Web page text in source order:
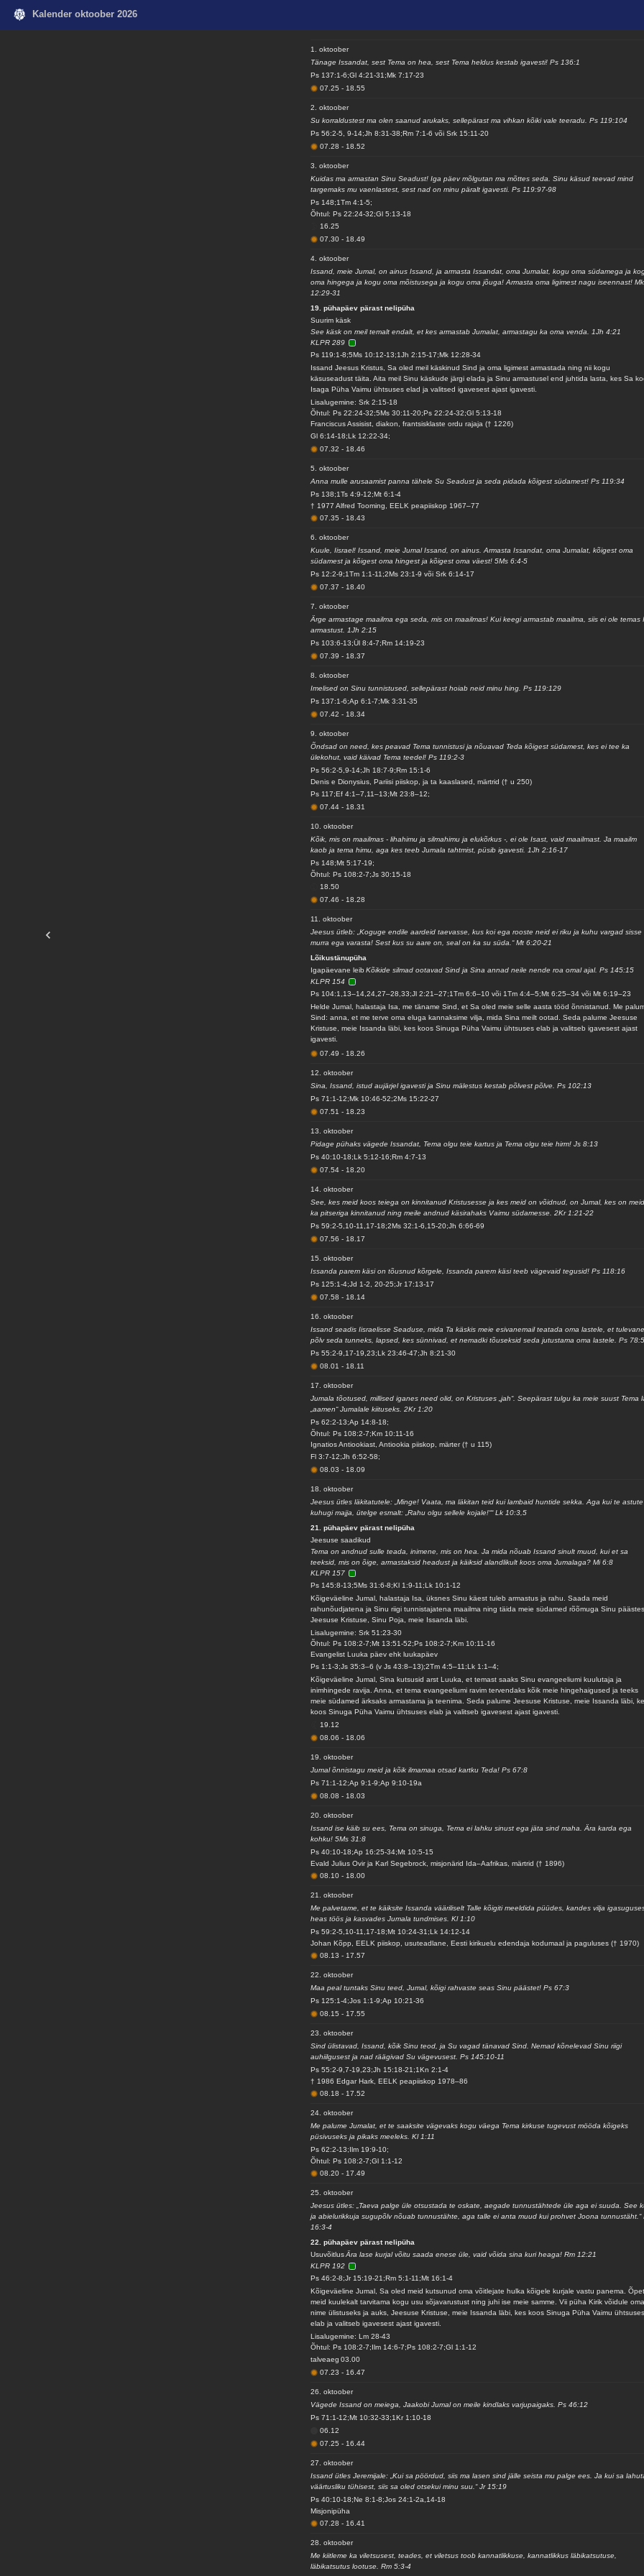
Kalender oktoober 2026
1. oktoober
Tänage Issandat, sest Tema on hea, sest Tema heldus kestab igavesti! Ps 136:1
Ps 137:1-6;Gl 4:21-31;Mk 7:17-23
07.25- 18.55
2. oktoober
Su korraldustest ma olen saanud arukaks, sellepärast ma vihkan kõiki vale teeradu. Ps 119:104
Ps 56:2-5, 9-14;Jh 8:31-38;Rm 7:1-6 või Srk 15:11-20
07.28- 18.52
3. oktoober
Kuidas ma armastan Sinu Seadust! Iga päev mõlgutan ma mõttes seda. Sinu käsud teevad mind
targemaks mu vaenlastest, sest nad on minu päralt igavesti. Ps 119:97-98
Ps 148;1Tm 4:1-5;
Õhtul: Ps 22:24-32;Gl 5:13-18
16.25
07.30- 18.49
4. oktoober
Issand, meie Jumal, on ainus Issand, ja armasta Issandat, oma Jumalat, kogu oma südamega ja
oma hingega ja kogu oma mõistusega ja kogu oma jõuga! Armasta oma ligimest nagu iseennast! Mk
12:29-31
19. pühapäev pärast nelipüha
Suurim käsk
See käsk on meil temalt endalt, et kes armastab Jumalat, armastagu ka oma venda. 1Jh 4:21
KLPR 289
Ps 119:1-8;5Ms 10:12-13;1Jh 2:15-17;Mk 12:28-34
Issand Jeesus Kristus, Sa oled meil käskinud Sind ja oma ligimest armastada ning nii kogu
käsuseadust täita. Aita meil Sinu käskude järgi elada ja Sinu armastusel end juhtida lasta, kes Sa
Isaga Püha Vaimu ühtsuses elad ja valitsed igavesest ajast igavesti.
Lisalugemine: Srk 2:15-18
Õhtul: Ps 22:24-32;5Ms 30:11-20;Ps 22:24-32;Gl 5:13-18
Franciscus Assisist, diakon, frantsisklaste ordu rajaja († 1226)
Gl 6:14-18;Lk 12:22-34;
07.32- 18.46
5. oktoober
Anna mulle arusaamist panna tähele Su Seadust ja seda pidada kõigest südamest! Ps 119:34
Ps 138;1Ts 4:9-12;Mt 6:1-4
† 1977 Alfred Tooming, EELK peapiiskop 1967–77
07.35- 18.43
6. oktoober
Kuule, Iisrael! Issand, meie Jumal Issand, on ainus. Armasta Issandat, oma Jumalat, kõigest oma
südamest ja kõigest oma hingest ja kõigest oma väest! 5Ms 6:4-5
Ps 12:2-9;1Tm 1:1-11;2Ms 23:1-9 või Srk 6:14-17
07.37- 18.40
7. oktoober
Ärge armastage maailma ega seda, mis on maailmas! Kui keegi armastab maailma, siis ei ole temas
armastust. 1Jh 2:15
Ps 103:6-13;Ül 8:4-7;Rm 14:19-23
07.39- 18.37
8. oktoober
Imelised on Sinu tunnistused, sellepärast hoiab neid minu hing. Ps 119:129
Ps 137:1-6;Ap 6:1-7;Mk 3:31-35
07.42- 18.34
9. oktoober
Õndsad on need, kes peavad Tema tunnistusi ja nõuavad Teda kõigest südamest, kes ei tee ka
ülekohut, vaid käivad Tema teedel! Ps 119:2-3
Ps 56:2-5,9-14;Jh 18:7-9;Rm 15:1-6
Denis e Dionysius, Pariisi piiskop, ja ta kaaslased, märtrid († u 250)
Ps 117;Ef 4:1–7,11–13;Mt 23:8–12;
07.44- 18.31
10. oktoober
Kõik, mis on maailmas - lihahimu ja silmahimu ja elukõrkus -, ei ole Isast, vaid maailmast. Ja maailm
kaob ja tema himu, aga kes teeb Jumala tahtmist, püsib igavesti. 1Jh 2:16-17
Ps 148;Mt 5:17-19;
Õhtul: Ps 108:2-7;Js 30:15-18
18.50
07.46- 18.28
11. oktoober
Jeesus ütleb: „Koguge endile aardeid taevasse, kus koi ega rooste neid ei riku ja kuhu vargad sisse
murra ega varasta! Sest kus su aare on, seal on ka su süda.“ Mt 6:20-21
Lõikustänupüha
Igapäevane leib Kõikide silmad ootavad Sind ja Sina annad neile nende roa omal ajal. Ps 145:15
KLPR 154
Ps 104:1,13–14,24,27–28,33;Jl 2:21–27;1Tm 6:6–10 või 1Tm 4:4–5;Mt 6:25–34 või Mt 6:19–23
Helde Jumal, halastaja Isa, me täname Sind, et Sa oled meie selle aasta tööd õnnistanud. Me
Sind: anna, et me terve oma eluga kannaksime vilja, mida Sina meilt ootad. Seda palume Jeesuse
Kristuse, meie Issanda läbi, kes koos Sinuga Püha Vaimu ühtsuses elab ja valitseb igavesest ajast
igavesti.
07.49- 18.26
12. oktoober
Sina, Issand, istud aujärjel igavesti ja Sinu mälestus kestab põlvest põlve. Ps 102:13
Ps 71:1-12;Mk 10:46-52;2Ms 15:22-27
07.51- 18.23
13. oktoober
Pidage pühaks vägede Issandat, Tema olgu teie kartus ja Tema olgu teie hirm! Js 8:13
Ps 40:10-18;Lk 5:12-16;Rm 4:7-13
07.54- 18.20
14. oktoober
See, kes meid koos teiega on kinnitanud Kristusesse ja kes meid on võidnud, on Jumal, kes on
ka pitseriga kinnitanud ning meile andnud käsirahaks Vaimu südamesse. 2Kr 1:21-22
Ps 59:2-5,10-11,17-18;2Ms 32:1-6,15-20;Jh 6:66-69
07.56- 18.17
15. oktoober
Issanda parem käsi on tõusnud kõrgele, Issanda parem käsi teeb vägevaid tegusid! Ps 118:16
Ps 125:1-4;Jd 1-2, 20-25;Jr 17:13-17
07.58- 18.14
16. oktoober
Issand seadis Iisraelisse Seaduse, mida Ta käskis meie esivanemail teatada oma lastele, et
põlv seda tunneks, lapsed, kes sünnivad, et nemadki tõuseksid seda jutustama oma lastele. Ps
Ps 55:2-9,17-19,23;Lk 23:46-47;Jh 8:21-30
08.01- 18.11
17. oktoober
Jumala tõotused, millised iganes need olid, on Kristuses „jah“. Seepärast tulgu ka meie suust Tema
„aamen“ Jumalale kiituseks. 2Kr 1:20
Ps 62:2-13;Ap 14:8-18;
Õhtul: Ps 108:2-7;Km 10:11-16
Ignatios Antiookiast, Antiookia piiskop, märter († u 115)
Fl 3:7-12;Jh 6:52-58;
08.03- 18.09
18. oktoober
Jeesus ütles läkitatutele: „Minge! Vaata, ma läkitan teid kui lambaid huntide sekka. Aga kui te astute
kuhugi majja, ütelge esmalt: „Rahu olgu sellele kojale!““ Lk 10:3,5
21. pühapäev pärast nelipüha
Jeesuse saadikud
Tema on andnud sulle teada, inimene, mis on hea. Ja mida nõuab Issand sinult muud, kui et sa
teeksid, mis on õige, armastaksid headust ja käiksid alandlikult koos oma Jumalaga? Mi 6:8
KLPR 157
Ps 145:8-13;5Ms 31:6-8;Kl 1:9-11;Lk 10:1-12
Kõigeväeline Jumal, halastaja Isa, üksnes Sinu käest tuleb armastus ja rahu. Saada meid
rahunõudjatena ja Sinu riigi tunnistajatena maailma ning täida meie südamed rõõmuga Sinu
Jeesuse Kristuse, Sinu Poja, meie Issanda läbi.
Lisalugemine: Srk 51:23-30
Õhtul: Ps 108:2-7;Mt 13:51-52;Ps 108:2-7;Km 10:11-16
Evangelist Luuka päev ehk luukapäev
Ps 1:1-3;Js 35:3–6 (v Js 43:8–13);2Tm 4:5–11;Lk 1:1–4;
Kõigeväeline Jumal, Sina kutsusid arst Luuka, et temast saaks Sinu evangeeliumi kuulutaja ja
inimhingede ravija. Anna, et tema evangeeliumi ravim tervendaks kõik meie hingehaigused ja teeks
meie südamed ärksaks armastama ja teenima. Seda palume Jeesuse Kristuse, meie Issanda läbi,
koos Sinuga Püha Vaimu ühtsuses elab ja valitseb igavesest ajast igavesti.
19.12
08.06- 18.06
19. oktoober
Jumal õnnistagu meid ja kõik ilmamaa otsad kartku Teda! Ps 67:8
Ps 71:1-12;Ap 9:1-9;Ap 9:10-19a
08.08- 18.03
20. oktoober
Issand ise käib su ees, Tema on sinuga, Tema ei lahku sinust ega jäta sind maha. Ära karda ega
kohku! 5Ms 31:8
Ps 40:10-18;Ap 16:25-34;Mt 10:5-15
Evald Julius Ovir ja Karl Segebrock, misjonärid Ida–Aafrikas, märtrid († 1896)
08.10- 18.00
21. oktoober
Me palvetame, et te käiksite Issanda vääriliselt Talle kõigiti meeldida püüdes, kandes vilja
heas töös ja kasvades Jumala tundmises. Kl 1:10
Ps 59:2-5,10-11,17-18;Mt 10:24-31;Lk 14:12-14
Johan Kõpp, EELK piiskop, usuteadlane, Eesti kirikuelu edendaja kodumaal ja paguluses († 1970)
08.13- 17.57
22. oktoober
Maa peal tuntaks Sinu teed, Jumal, kõigi rahvaste seas Sinu päästet! Ps 67:3
Ps 125:1-4;Jos 1:1-9;Ap 10:21-36
08.15- 17.55
23. oktoober
Sind ülistavad, Issand, kõik Sinu teod, ja Su vagad tänavad Sind. Nemad kõnelevad Sinu riigi
auhiilgusest ja nad räägivad Su vägevusest. Ps 145:10-11
Ps 55:2-9,7-19,23;Jh 15:18-21;1Kn 2:1-4
† 1986 Edgar Hark, EELK peapiiskop 1978–86
08.18- 17.52
24. oktoober
Me palume Jumalat, et te saaksite vägevaks kogu väega Tema kirkuse tugevust mööda kõigeks
püsivuseks ja pikaks meeleks. Kl 1:11
Ps 62:2-13;Ilm 19:9-10;
Õhtul: Ps 108:2-7;Gl 1:1-12
08.20- 17.49
25. oktoober
Jeesus ütles: „Taeva palge üle otsustada te oskate, aegade tunnustähtede üle aga ei suuda. See
ja abielurikkuja sugupõlv nõuab tunnustähte, aga talle ei anta muud kui prohvet Joona tunnustäht.“
16:3-4
22. pühapäev pärast nelipüha
UsuvõitlusÄra lase kurjal võitu saada enese üle, vaid võida sina kuri heaga! Rm 12:21
KLPR 192
Ps 46:2-8;Jr 15:19-21;Rm 5:1-11;Mt 16:1-4
Kõigeväeline Jumal, Sa oled meid kutsunud oma võitlejate hulka kõigele kurjale vastu panema.
meid kuulekalt tarvitama kogu usu sõjavarustust ning juhi ise meie samme. Vii püha Kirik võidule
nime ülistuseks ja auks, Jeesuse Kristuse, meie Issanda läbi, kes koos Sinuga Püha Vaimu
elab ja valitseb igavesest ajast igavesti.
Lisalugemine: Lm 28-43
Õhtul: Ps 108:2-7;Ilm 14:6-7;Ps 108:2-7;Gl 1:1-12
talveaeg 03.00
07.23- 16.47
26. oktoober
Vägede Issand on meiega, Jaakobi Jumal on meile kindlaks varjupaigaks. Ps 46:12
Ps 71:1-12;Mt 10:32-33;1Kr 1:10-18
06.12
07.25- 16.44
27. oktoober
Issand ütles Jeremijale: „Kui sa pöördud, siis ma lasen sind jälle seista mu palge ees. Ja kui sa
väärtusliku tühisest, siis sa oled otsekui minu suu.“ Jr 15:19
Ps 40:10-18;Ne 8:1-8;Jos 24:1-2a,14-18
Misjonipüha
07.28- 16.41
28. oktoober
Me kiitleme ka viletsusest, teades, et viletsus toob kannatlikkuse, kannatlikkus läbikatsutuse,
läbikatsutus lootuse. Rm 5:3-4